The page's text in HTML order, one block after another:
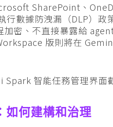
SharePoint、
行數據防洩漏（DLP）政
加密、不直接暴露給
版則將在
如何建構和治理